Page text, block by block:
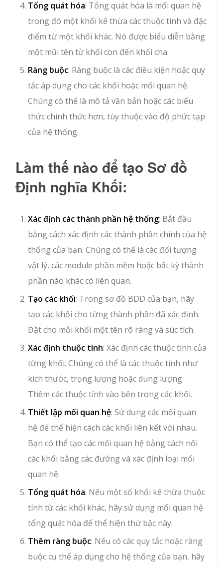
Tổng quát hóa: Tổng quát hóa là mối quan hệ
trong đó một khối kế thừa các thuộc tính và đặc
điểm từ một khối khác. Nó được biểu diễn bằng
một mũi tên từ khối con đến khối cha.
Ràng buộc: Ràng buộc là các điều kiện hoặc quy
tắc áp dụng cho các khối hoặc mối quan hệ.
Chúng có thể là mô tả văn bản hoặc các biểu
thức chính thức hơn, tùy thuộc vào độ phức tạp
của hệ thống.
Làm thế nào để tạo Sơ đồ
Định nghĩa Khối:
Xác định các thành phần hệ thống: Bắt đầu
bằng cách xác định các thành phần chính của hệ
thống của bạn. Chúng có thể là các đối tượng
vật lý, các module phần mềm hoặc bất kỳ thành
phần nào khác có liên quan.
Tạo các khối: Trong sơ đồ BDD của bạn, hãy
tạo các khối cho từng thành phần đã xác định.
Đặt cho mỗi khối một tên rõ ràng và súc tích.
Xác định thuộc tính: Xác định các thuộc tính của
từng khối. Chúng có thể là các thuộc tính như
kích thước, trọng lượng hoặc dung lượng.
Thêm các thuộc tính vào bên trong các khối.
Thiết lập mối quan hệ: Sử dụng các mối quan
hệ để thể hiện cách các khối liên kết với nhau.
Bạn có thể tạo các mối quan hệ bằng cách nối
các khối bằng các đường và xác định loại mối
quan hệ.
Tổng quát hóa: Nếu một số khối kế thừa thuộc
tính từ các khối khác, hãy sử dụng mối quan hệ
tổng quát hóa để thể hiện thứ bậc này.
Thêm ràng buộc: Nếu có các quy tắc hoặc ràng
buộc cụ thể áp dụng cho hệ thống của bạn, hãy